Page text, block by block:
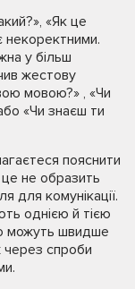
«Як це
некоректними.
у більш
жестову
мовою?» , «Чи
«Чи знаєш ти
пояснити
не образить
для комунікації.
однією й тією
можуть швидше
через спроби